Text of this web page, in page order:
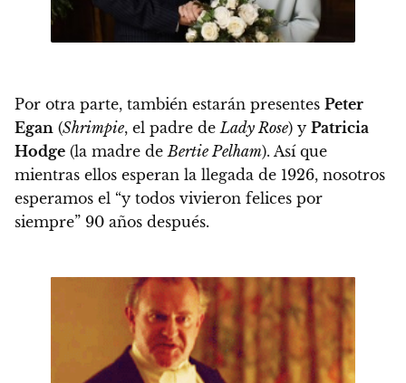
Por otra parte, también estarán presentes Peter
Egan (Shrimpie, el padre deLady Rose) y Patricia
Hodge (la madre deBertie Pelham). Así que
mientras ellos esperan la llegada de 1926, nosotros
esperamos el “y todos vivieron felices por
siempre” 90 años después.